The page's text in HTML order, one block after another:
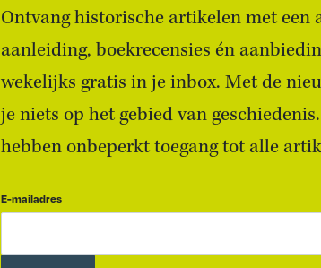
Ontvang historische artikelen met een
aanleiding, boekrecensies én
wekelijks gratis in je inbox. Met de
je niets op het gebied van
hebben onbeperkt toegang tot alle
E-mailadres